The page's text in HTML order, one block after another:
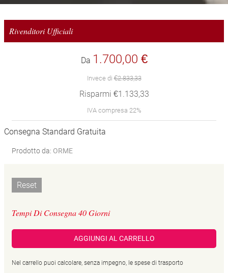
Rivenditori Ufficiali
Da 1.700,00 €
Invece di€2.833,33
Risparmi €1.133,33
IVA compresa 22%
Consegna Standard Gratuita
Prodotto da: ORME
Reset
Tempi Di Consegna 40 Giorni
AGGIUNGI AL CARRELLO
Nel carrello puoi calcolare, senza impegno, le spese di trasporto